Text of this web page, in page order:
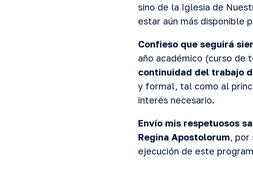
sino de la Iglesia de
estar aún más disponible
Confieso que seguirá
año académico (curso de
continuidad del trabajo
y formal, tal como al
interés necesario.
Envío mis respetuosos
Regina Apostolorum, por
ejecución de este